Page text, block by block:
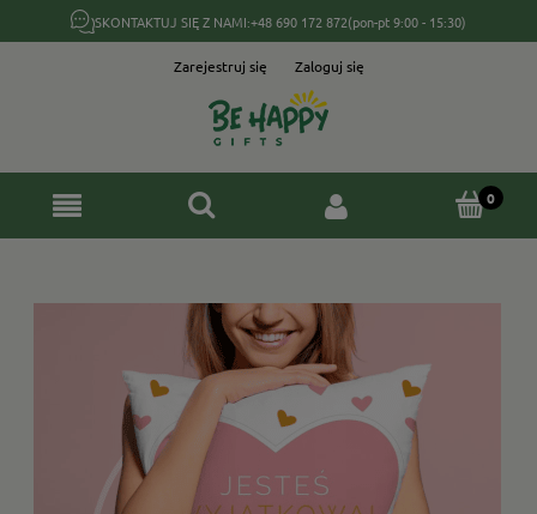
SKONTAKTUJ SIĘ Z NAMI:+48 690 172 872(pon-pt 9:00 - 15:30)
Zarejestruj się Zaloguj się